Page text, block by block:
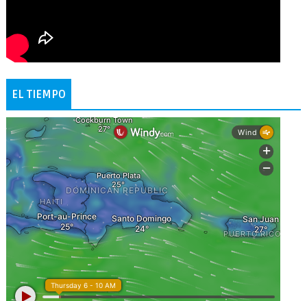
EL TIEMPO